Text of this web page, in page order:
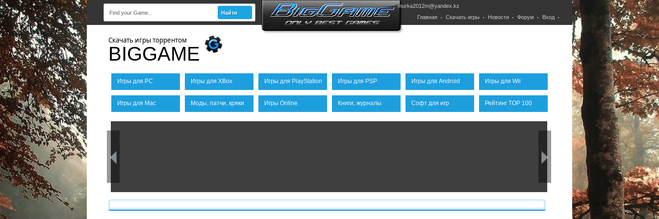
murka2012m@yandex.kz
Главная
Скачать игры Новости Форум Вход
Скачать игры торрентом
BIGGAME
Игры для PC Игры для XBox Игры для PlayStation Игры для PSP Игры для Android Игры для Wii
Игры для Mac Моды, патчи, кряки Игры Online Книги, журналы Софт для игр Рейтинг TOP 100